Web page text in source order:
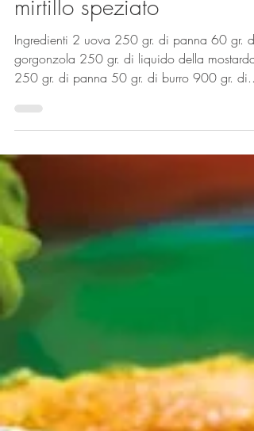
Flan di gorgonzola
con mostarda e
mirtillo speziato
Ingredienti 2 uova 250 gr. di panna 60 gr. di
gorgonzola 250 gr. di liquido della mostarda
250 gr. di panna 50 gr. di burro 900 gr. di...